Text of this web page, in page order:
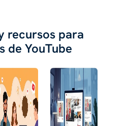
recursos para
de YouTube